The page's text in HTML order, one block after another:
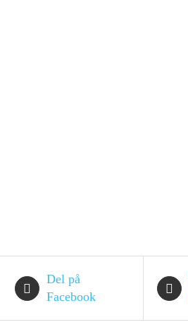
Del på
Facebook